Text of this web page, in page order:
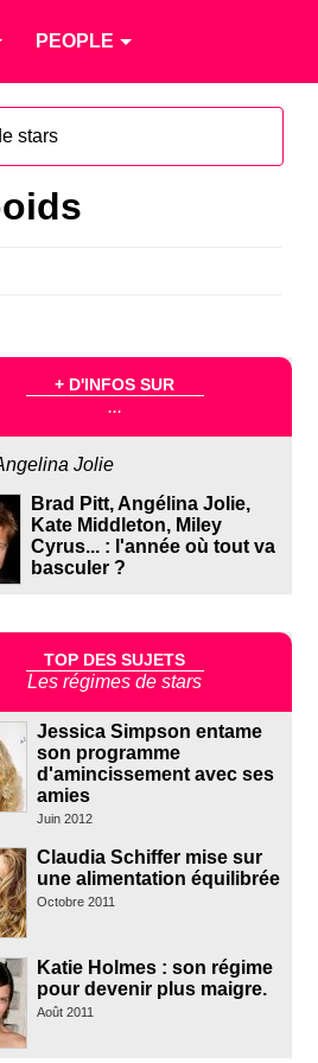
PEOPLE
stars
+ D'INFOS SUR
...
Jolie
Brad Pitt, Angélina Jolie,
Kate Middleton, Miley
Cyrus... : l'année où tout va
basculer ?
TOP DES SUJETS
Les régimes de stars
Jessica Simpson entame
son programme
d'amincissement avec ses
amies
Juin 2012
Claudia Schiffer mise sur
une alimentation équilibrée
Octobre 2011
Katie Holmes : son régime
pour devenir plus maigre.
Août 2011